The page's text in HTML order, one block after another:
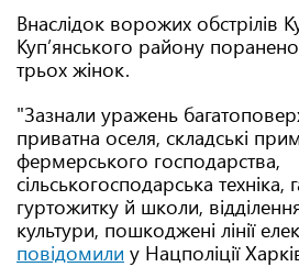
Внаслідок ворожих обстрілів
Купʼянського району
трьох жінок.
"Зазнали уражень
приватна оселя, складські
фермерського господарства,
сільськогосподарська
гуртожитку й школи,
культури, пошкоджені лінії
повідомили у Нацполіції